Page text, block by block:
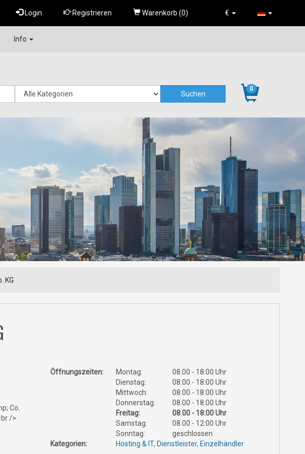
€
Login Registrieren Warenkorb (0)
Info
0
KG
Co.
/>
Öffnungszeiten: Montag:
08.00 - 18:00 Uhr
Dienstag:
08.00 - 18:00 Uhr
Mittwoch:
08.00 - 18:00 Uhr
Donnerstag:
08.00 - 18:00 Uhr
Freitag:
08.00 - 18:00 Uhr
Samstag:
08.00 - 12:00 Uhr
Sonntag:
geschlossen
Kategorien:
Hosting & IT, Dienstleister, Einzelhändler